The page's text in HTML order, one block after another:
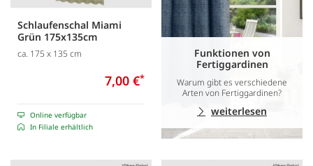
Schlaufenschal Miami
Grün 175x135cm
ca. 175 x 135 cm
7,00 €*
Online verfügbar
In Filiale erhältlich
Funktionen von
Fertiggardinen
Warum gibt es verschiedene
Arten von Fertiggardinen?
weiterlesen